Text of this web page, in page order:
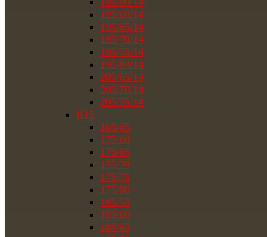
195/60/14
195/65/14
195/70/14
195/75/14
195/80/14
205/65/14
205/70/14
205/75/14
R15
165/65
175/60
175/65
175/70
175/75
175/80
185/55
185/60
185/65